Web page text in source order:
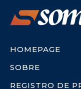
HOMEPAGE
SOBRE
REGISTRO DE